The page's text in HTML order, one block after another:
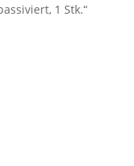
1 Stk.“